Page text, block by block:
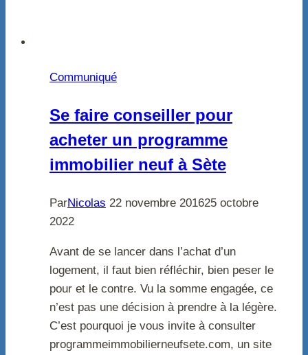
Communiqué
Se faire conseiller pour
acheter un programme
immobilier neuf à Sète
ParNicolas 22 novembre 201625 octobre
2022
Avant de se lancer dans l’achat d’un
logement, il faut bien réfléchir, bien peser le
pour et le contre. Vu la somme engagée, ce
n’est pas une décision à prendre à la légère.
C’est pourquoi je vous invite à consulter
programmeimmobilierneufsete.com, un site